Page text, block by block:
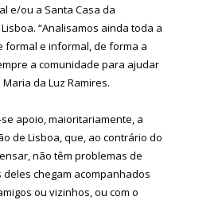
e/ou a Santa Casa da
“Analisamos ainda toda a
formal e informal, de forma a
a comunidade para ajudar
da Luz Ramires.
apoio, maioritariamente, a
de Lisboa, que, ao contrário do
não têm problemas de
deles chegam acompanhados
ou vizinhos, ou com o